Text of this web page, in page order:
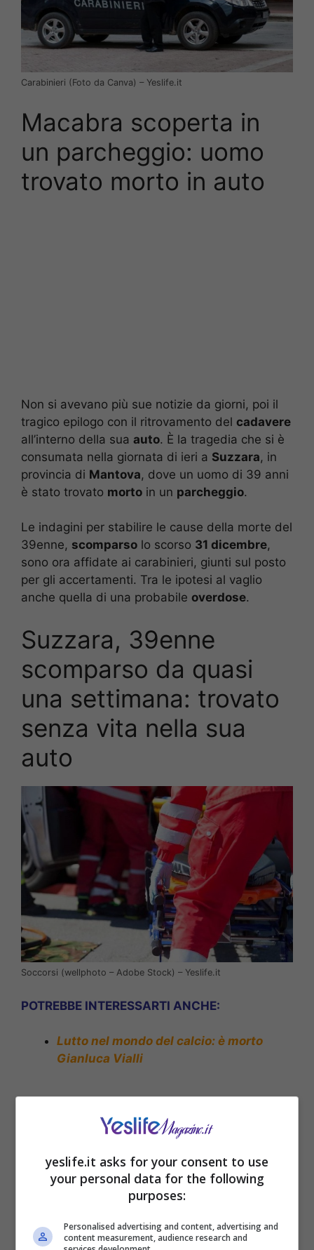
Carabinieri (Foto da Canva) – Yeslife.it
Macabra scoperta in
un parcheggio: uomo
trovato morto in auto
Non si avevano più sue notizie da giorni, poi il
tragico epilogo con il ritrovamento del cadavere
all’interno della sua auto. È la tragedia che si è
consumata nella giornata di ieri a Suzzara, in
provincia di Mantova, dove un uomo di 39 anni
è stato trovato morto in un parcheggio.
Le indagini per stabilire le cause della morte del
39enne, scomparso lo scorso 31 dicembre,
sono ora affidate ai carabinieri, giunti sul posto
per gli accertamenti. Tra le ipotesi al vaglio
anche quella di una probabile overdose.
Suzzara, 39enne
scomparso da quasi
una settimana: trovato
senza vita nella sua
auto
Soccorsi (wellphoto – Adobe Stock) – Yeslife.it
POTREBBE INTERESSARTI ANCHE:
Lutto nel mondo del calcio: è morto
Gianluca Vialli
yeslife.it asks for your consent to use
your personal data for the following
purposes:
Personalised advertising and content, advertising and
content measurement, audience research and